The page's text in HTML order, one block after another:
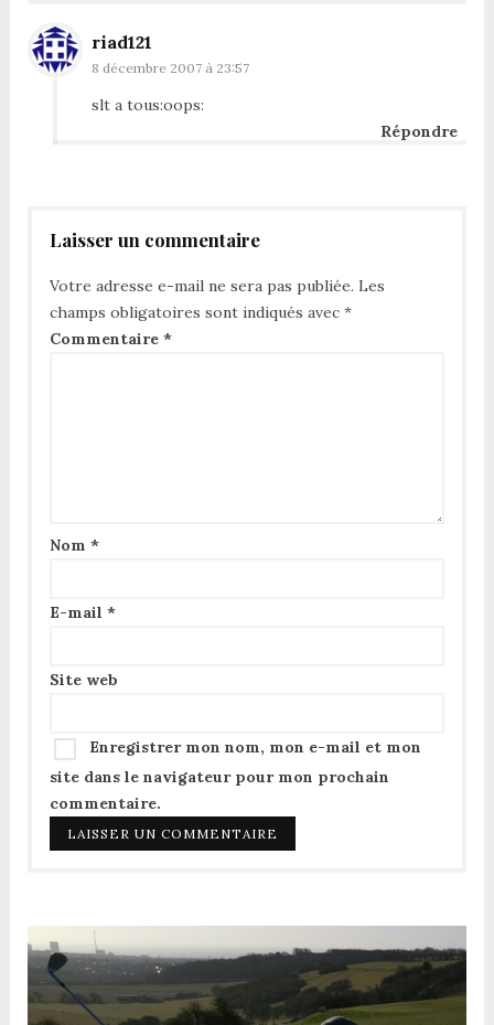
riad121
8 décembre 2007 à 23:57
slt a tous:oops:
Répondre
Laisser un commentaire
Votre adresse e-mail ne sera pas publiée. Les
champs obligatoires sont indiqués avec *
Commentaire *
Nom *
E-mail *
Site web
Enregistrer mon nom, mon e-mail et mon
site dans le navigateur pour mon prochain
commentaire.